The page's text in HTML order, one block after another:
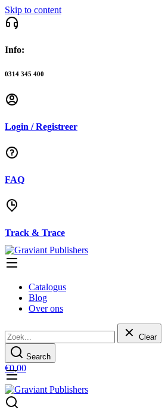
Skip to content
Info:
0314 345 400
Login / Registreer
FAQ
Track & Trace
Catalogus
Blog
Over ons
Clear
Search
€0,00